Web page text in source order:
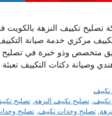
تصليح تكييف النزهة
مركزي خدمة صيانة
متخصص وذو خبرة في تصليح
وصيانة دكتات التكييف
,تصليح تكييف النزهة,تصليح
, تصليح وحدات تكييف, تصليح